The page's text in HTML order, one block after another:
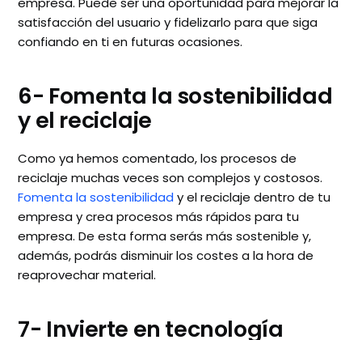
satisfacción del usuario y fidelizarlo para que siga
confiando en ti en futuras ocasiones.
6- Fomenta la sostenibilidad
y el reciclaje
Como ya hemos comentado, los procesos de
reciclaje muchas veces son complejos y costosos.
Fomenta la sostenibilidad y el reciclaje dentro de tu
empresa y crea procesos más rápidos para tu
empresa. De esta forma serás más sostenible y,
además, podrás disminuir los costes a la hora de
reaprovechar material.
7- Invierte en tecnología